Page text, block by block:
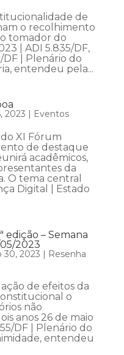
de
o recolhimento
tomador do
| ADI 5.835/DF,
DF | Plenário do
entendeu pela...
2023 | Eventos
XI Fórum
de destaque
acadêmicos,
da
O tema central
Digital | Estado
edição – Semana
2023
30, 2023 | Resenha
de efeitos da
o
não
anos 26 de maio
DF | Plenário do
entendeu